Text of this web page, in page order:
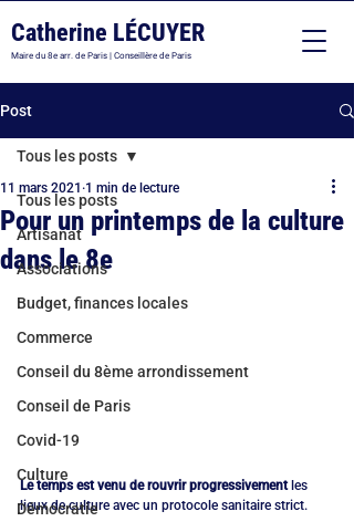
Catherine LÉCUYER
Maire du 8e arr. de Paris | Conseillère de Paris
Post
Tous les posts
Artisanat
Associations
Budget, finances locales
Commerce
Conseil du 8ème arrondissement
Conseil de Paris
Covid-19
Culture
Démocratie
Tous les posts
Pour un printemps de la culture
dans le 8e
11 mars 2021 1 min de lecture
Le temps est venu de rouvrir progressivement les
lieux de culture avec un protocole sanitaire strict.